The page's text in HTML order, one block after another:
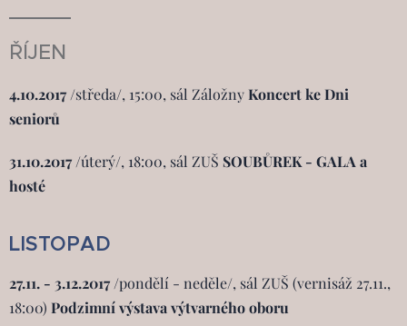
ŘÍJEN
4.10.2017 /středa/, 15:00, sál ZáložnyKoncert ke Dni
seniorů
31.10.2017 /úterý/, 18:00, sál ZUŠ SOUBŮREK - GALA a
hosté
LISTOPAD
27.11. - 3.12.2017 /pondělí - neděle/, sál ZUŠ (vernisáž 27.11.,
18:00) Podzimní výstava výtvarného oboru